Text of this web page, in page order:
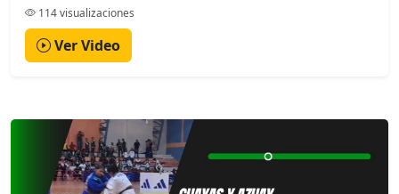
114 visualizaciones
Ver Video